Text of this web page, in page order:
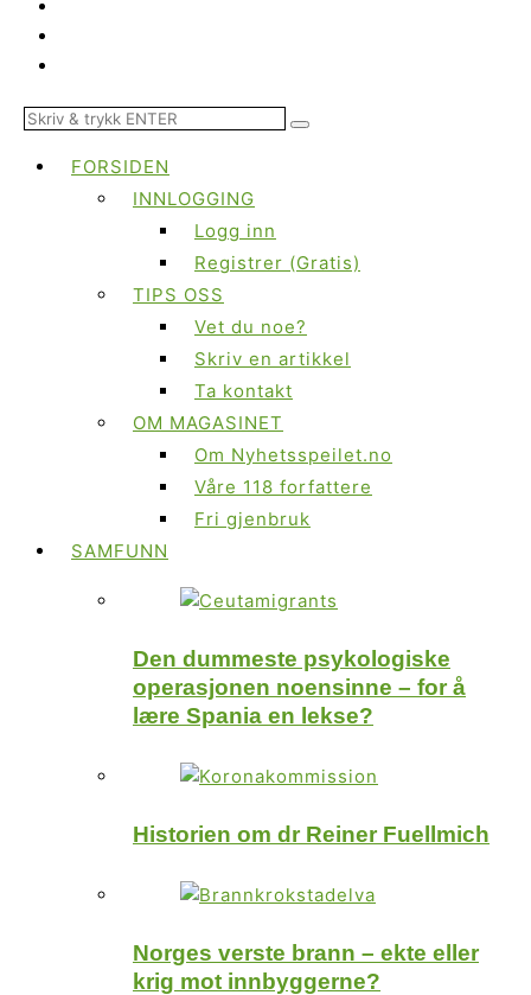
FORSIDEN
INNLOGGING
Logg inn
Registrer (Gratis)
TIPS OSS
Vet du noe?
Skriv en artikkel
Ta kontakt
OM MAGASINET
Om Nyhetsspeilet.no
Våre 118 forfattere
Fri gjenbruk
SAMFUNN
Den dummeste psykologiske
operasjonen noensinne – for å
lære Spania en lekse?
Historien om dr Reiner Fuellmich
Norges verste brann – ekte eller
krig mot innbyggerne?